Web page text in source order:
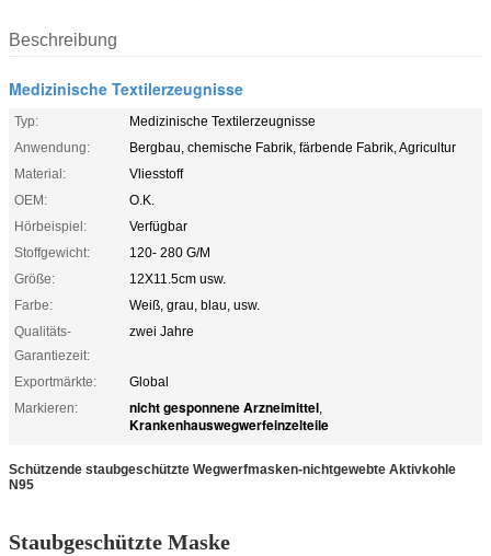
Beschreibung
Medizinische Textilerzeugnisse
Typ:
Medizinische Textilerzeugnisse
Anwendung:
Bergbau, chemische Fabrik, färbende Fabrik, Agricultur
Material:
Vliesstoff
OEM:
O.K.
Hörbeispiel:
Verfügbar
Stoffgewicht:
120- 280 G/M
Größe:
12X11.5cm usw.
Farbe:
Weiß, grau, blau, usw.
Qualitäts-
Garantiezeit:
zwei Jahre
Exportmärkte:
Global
Markieren:
nicht gesponnene Arzneimittel,
Krankenhauswegwerfeinzelteile
Schützende staubgeschützte Wegwerfmasken-nichtgewebte Aktivkohle
N95
Staubgeschützte Maske